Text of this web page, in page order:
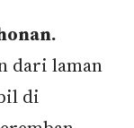
dari laman
di